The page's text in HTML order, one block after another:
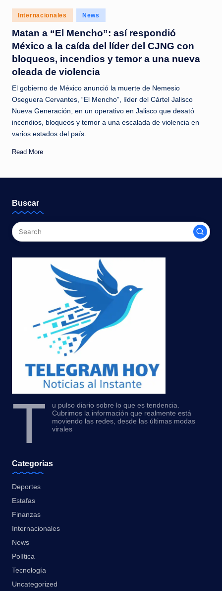
c
i
a
s
a
l
i
n
s
t
t
e
Posted
in
Internacionales News
Matan a “El Mencho”: así respondió
México a la caída del líder del CJNG con
bloqueos, incendios y temor a una nueva
oleada de violencia
El gobierno de México anunció la muerte de Nemesio
Oseguera Cervantes, “El Mencho”, líder del Cártel Jalisco
Nueva Generación, en un operativo en Jalisco que desató
incendios, bloqueos y temor a una escalada de violencia en
varios estados del país.
Read More
Buscar
T
u pulso diario sobre lo que es tendencia.
Cubrimos la información que realmente está
moviendo las redes, desde las últimas modas
virales
Categorias
Deportes
Estafas
Finanzas
Internacionales
News
Política
Tecnología
Uncategorized